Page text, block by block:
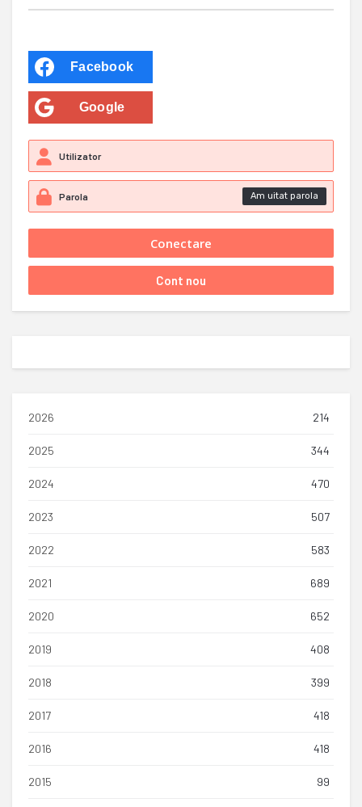
Facebook
Google
Am uitat parola
2026 214
2025 344
2024 470
2023 507
2022 583
2021 689
2020 652
2019 408
2018 399
2017 418
2016 418
2015 99